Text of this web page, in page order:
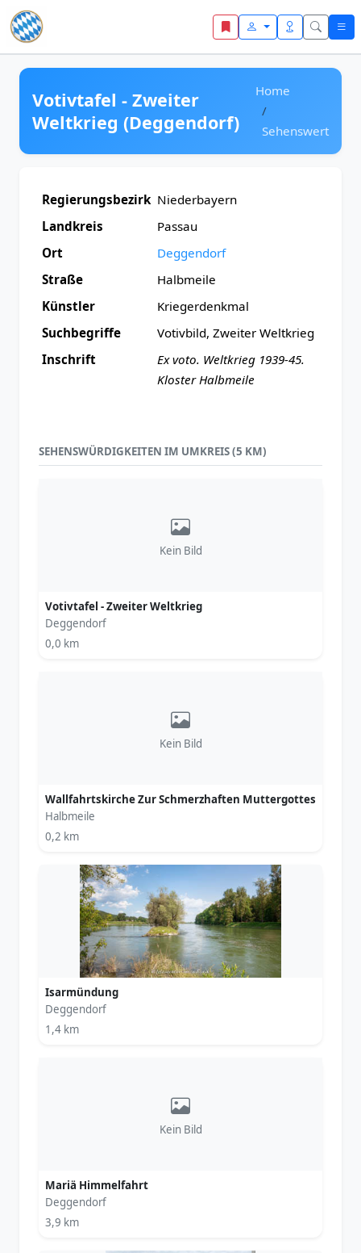
Zum Inhalt springen
Votivtafel - Zweiter
Weltkrieg (Deggendorf)
Home
Sehenswert
Regierungsbezirk Niederbayern
Landkreis
Passau
Ort
Deggendorf
Straße
Halbmeile
Künstler
Kriegerdenkmal
Suchbegriffe
Votivbild, Zweiter Weltkrieg
Inschrift
Ex voto. Weltkrieg 1939-45.
Kloster Halbmeile
SEHENSWÜRDIGKEITEN IM UMKREIS (5 KM)
Kein Bild
Votivtafel - Zweiter Weltkrieg
Deggendorf
0,0 km
Kein Bild
Wallfahrtskirche Zur Schmerzhaften Muttergottes
Halbmeile
0,2 km
Isarmündung
Deggendorf
1,4 km
Kein Bild
Mariä Himmelfahrt
Deggendorf
3,9 km